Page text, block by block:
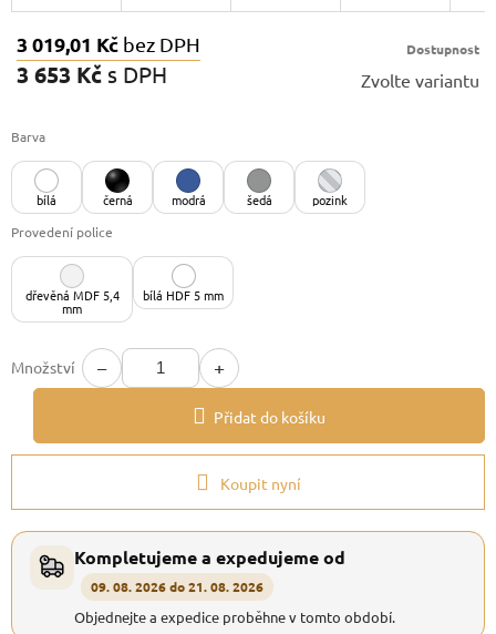
3 019,01 Kč bez DPH
3 653 Kč s DPH
Dostupnost
Zvolte variantu
Barva
bílá černá modrá šedá
pozink
Provedení police
dřevěná MDF 5,4
mm
bílá HDF 5 mm
Množství − +
Přidat do košíku
Koupit nyní
Kompletujeme a expedujeme od
09. 08. 2026 do 21. 08. 2026
Objednejte a expedice proběhne v tomto období.